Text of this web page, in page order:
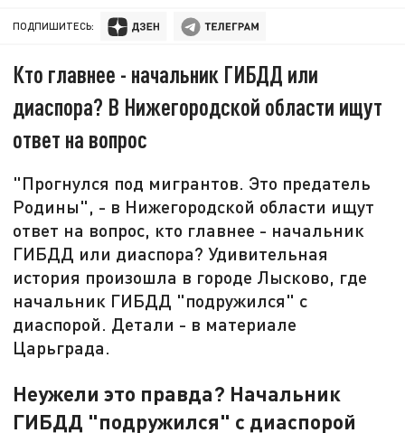
ПОДПИШИТЕСЬ:
Кто главнее - начальник ГИБДД или
диаспора? В Нижегородской области ищут
ответ на вопрос
"Прогнулся под мигрантов. Это предатель
Родины", - в Нижегородской области ищут
ответ на вопрос, кто главнее - начальник
ГИБДД или диаспора? Удивительная
история произошла в городе Лысково, где
начальник ГИБДД "подружился" с
диаспорой. Детали - в материале
Царьграда.
Неужели это правда? Начальник
ГИБДД "подружился" с диаспорой